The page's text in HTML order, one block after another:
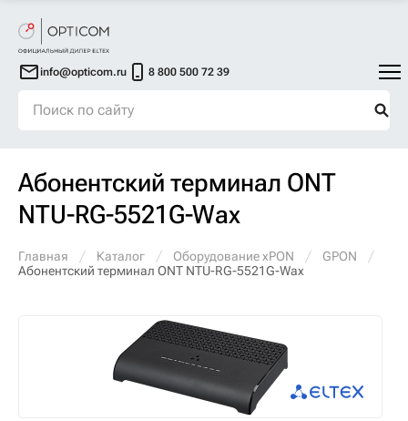
info@opticom.ru 8 800 500 72 39
Абонентский терминал ONT
NTU-RG-5521G-Wax
Главная Каталог Оборудование xPON
GPON
Абонентский терминал ONT NTU-RG-5521G-Wax